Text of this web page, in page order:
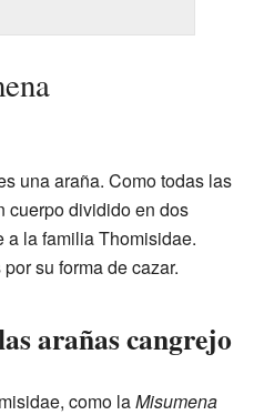
una araña. Como todas las
cuerpo dividido en dos
a la familia Thomisidae.
su forma de cazar.
arañas cangrejo
como laMisumena